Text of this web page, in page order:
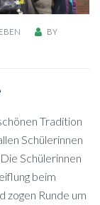
BY
Tra­di­ti­on
Schü­le­rin­nen
Schü­le­rin­nen
beim
zo­gen Run­de um